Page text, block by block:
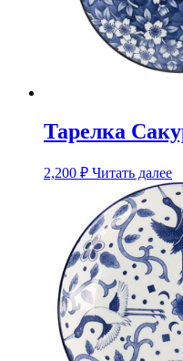
Тарелка
2,200 ₽ Читать далее